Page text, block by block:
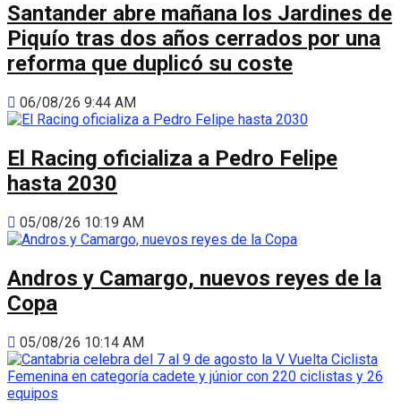
Santander abre mañana los Jardines de
Piquío tras dos años cerrados por una
reforma que duplicó su coste
06/08/26 9:44 AM
El Racing oficializa a Pedro Felipe
hasta 2030
05/08/26 10:19 AM
Andros y Camargo, nuevos reyes de la
Copa
05/08/26 10:14 AM